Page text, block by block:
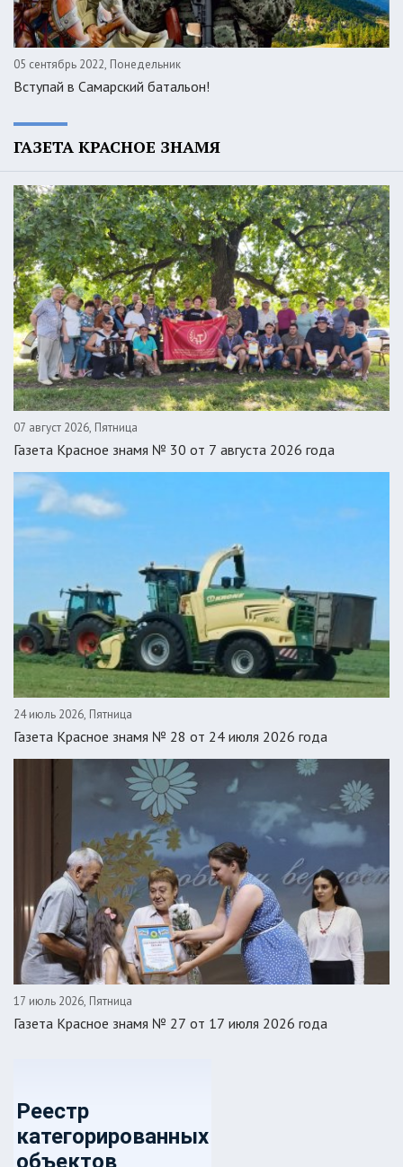
05 сентябрь 2022, Понедельник
Вступай в Самарский батальон!
ГАЗЕТА КРАСНОЕ ЗНАМЯ
07 август 2026, Пятница
Газета Красное знамя № 30 от 7 августа 2026 года
24 июль 2026, Пятница
Газета Красное знамя № 28 от 24 июля 2026 года
17 июль 2026, Пятница
Газета Красное знамя № 27 от 17 июля 2026 года